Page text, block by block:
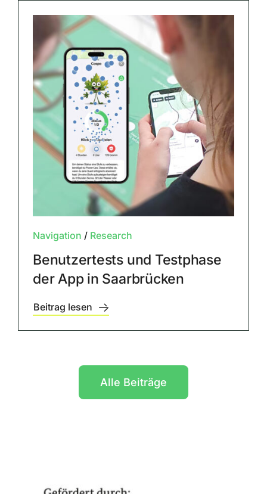
Navigation / Research
Benutzertests und Testphase
der App in Saarbrücken
Beitrag lesen
Alle Beiträge